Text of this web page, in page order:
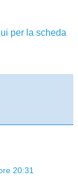
per la scheda
20:31